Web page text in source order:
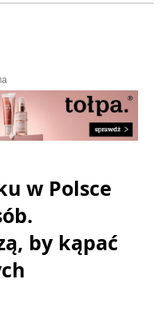
w Polsce
by kąpać